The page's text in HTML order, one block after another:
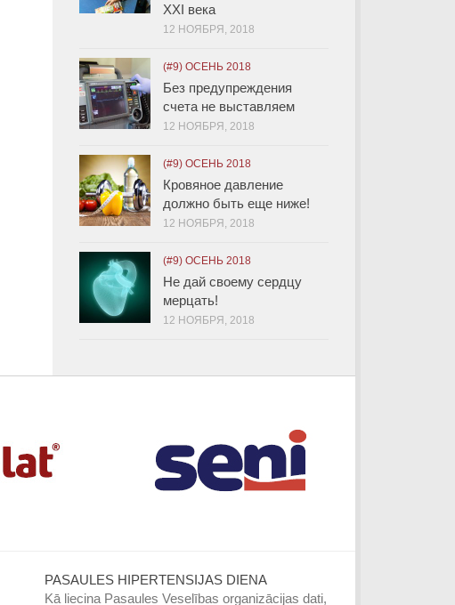
XXI века
12 НОЯБРЯ, 2018
(#9) ОСЕНЬ 2018
Без предупреждения
счета не выставляем
12 НОЯБРЯ, 2018
(#9) ОСЕНЬ 2018
Кровяное давление
должно быть еще ниже!
12 НОЯБРЯ, 2018
(#9) ОСЕНЬ 2018
Не дай своему сердцу
мерцать!
12 НОЯБРЯ, 2018
PASAULES HIPERTENSIJAS DIENA
Kā liecina Pasaules Veselības organizācijas dati,